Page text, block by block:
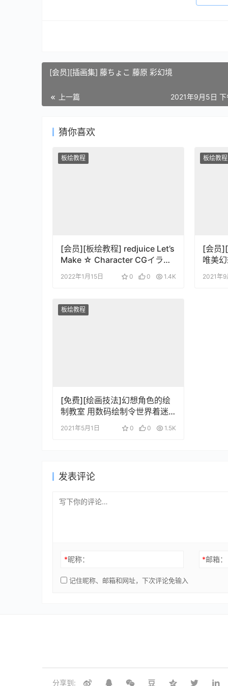
分享到:
[会员][插画集] 藤ちょこ 藤原 彩幻境
上一篇 2021年9月5日
猜你喜欢
板绘教程
[会员][板绘教程] redjuice Let’s
Make ☆ Character CGイラス
トテクニックvol.3[中日文]
2022年1月15日 0 0 1.4K
板绘教程
[会员
唯美
方法
2021年9
板绘教程
[免费][绘画技法]幻想角色的绘
制教室 用数码绘制令世界着迷
的角色技法
2021年5月1日 0 0 1.5K
发表评论
*昵称： *邮箱：
记住昵称、邮箱和网址，下次评论免输入